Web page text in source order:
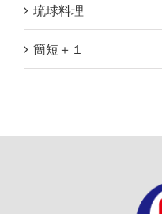
琉球料理
簡短＋１